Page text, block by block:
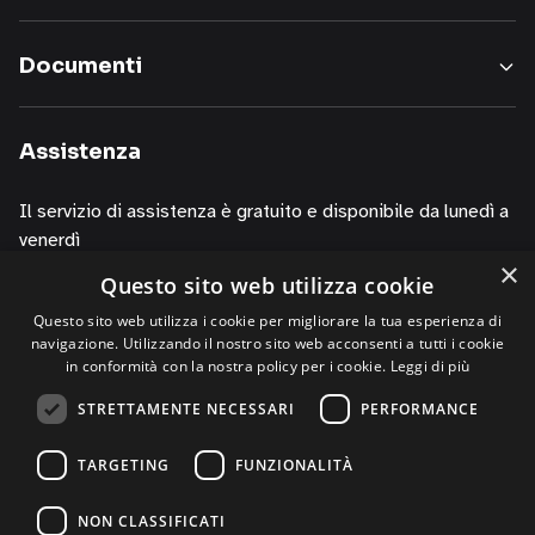
i
servizi,
informazioni
corsi
nostra
società,
presentazioni
iniziative
P.R.,
di
studi,
di
convegni,
Documenti
Assistenza
Il servizio di assistenza è gratuito e disponibile da lunedì a
venerdì
dalle 10.00 alle 13.00
dalle 14.00 alle 19.00
contattando i numeri
+39 02 30076303
+39 320 0125844 (via Whatsapp)
×
Questo sito web utilizza cookie
Questo sito web utilizza i cookie per migliorare la tua esperienza di
navigazione. Utilizzando il nostro sito web acconsenti a tutti i cookie
in conformità con la nostra policy per i cookie. Leggi di più
STRETTAMENTE NECESSARI PERFORMANCE
TARGETING FUNZIONALITÀ
NON CLASSIFICATI